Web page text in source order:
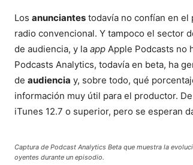
Los anunciantes todavía no confían en el
radio convencional. Y tampoco el sector
de audiencia, y la app Apple Podcasts no
Podcasts Analytics, todavía en beta, ha
de audiencia y, sobre todo, qué
información muy útil para el productor.
iTunes 12.7 o superior, pero se esperan
Captura de Podcast Analytics Beta que muestra la
oyentes durante un episodio.